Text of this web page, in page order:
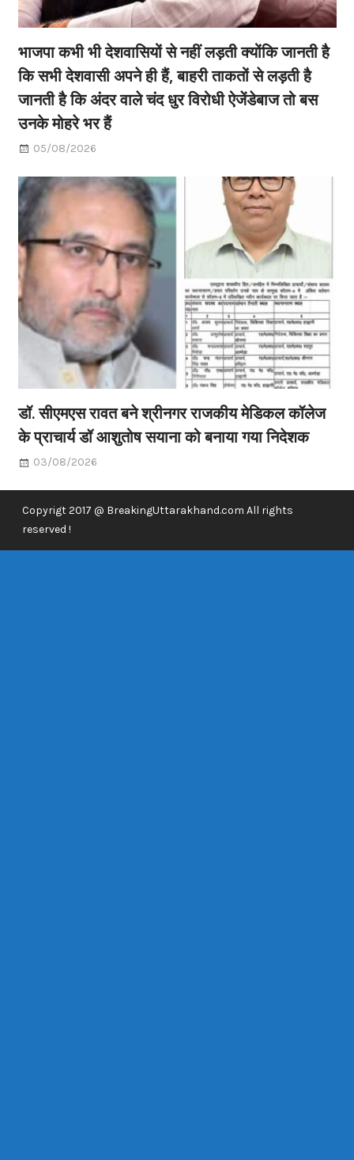
भाजपा कभी भी देशवासियों से नहीं लड़ती क्योंकि जानती है
कि सभी देशवासी अपने ही हैं, बाहरी ताकतों से लड़ती है
जानती है कि अंदर वाले चंद धुर विरोधी ऐजेंडेबाज तो बस
उनके मोहरे भर हैं
05/08/2026
डॉ. सीएमएस रावत बने श्रीनगर राजकीय मेडिकल कॉलेज
के प्राचार्य डॉ आशुतोष सयाना को बनाया गया निदेशक
03/08/2026
Copyrigt 2017 @ BreakingUttarakhand.com All rights
reserved !